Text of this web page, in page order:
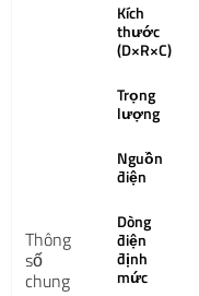
Thông
số
chung
Kích
thước
(D×R×C)
Trọng
lượng
Nguồn
điện
Dòng
điện
định
mức